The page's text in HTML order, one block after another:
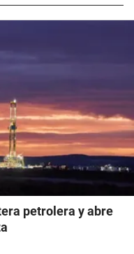
petrolera y abre